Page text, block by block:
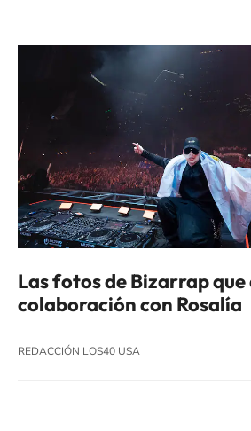
Las fotos de Bizarrap
colaboración con Rosalía
REDACCIÓN LOS40 USA